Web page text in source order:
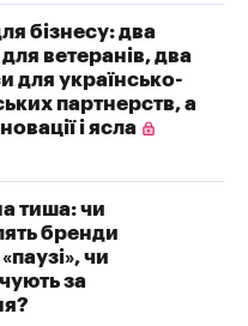
бізнесу: два
ветеранів, два
для українсько-
партнерств, а
і ясла
тиша: чи
бренди
чи
за